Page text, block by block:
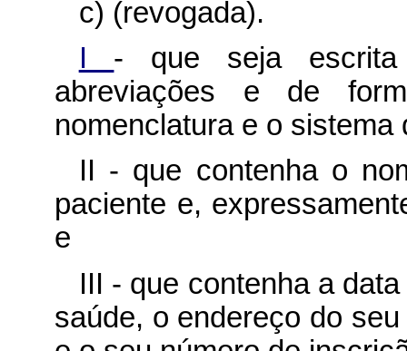
c) (revogada).
I - que seja escrita
abreviações e de
nomenclatura e o
II - que contenha o
paciente e,
e
III - que contenha a
saúde, o endereço do